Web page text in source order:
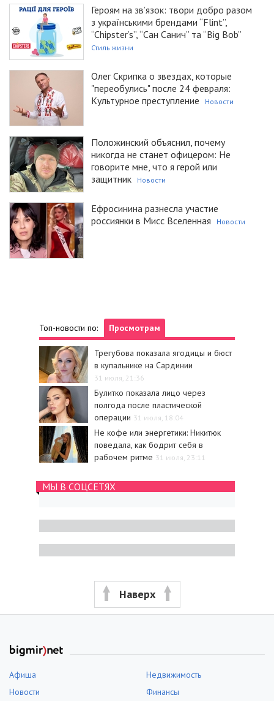
Героям на зв’язок: твори добро разом
з українськими брендами “Flint”,
“Chipster’s”, “Сан Санич” та “Big Bob”
Стиль жизни
Олег Скрипка о звездах, которые
"переобулись" после 24 февраля:
Культурное преступление
Новости
Положинский объяснил, почему
никогда не станет офицером: Не
говорите мне, что я герой или
защитник
Новости
Ефросинина разнесла участие
россиянки в Мисс Вселенная
Новости
Топ-новости по: Просмотрам
Трегубова показала ягодицы и бюст
в купальнике на Сардинии
31 июля, 21:36
Булитко показала лицо через
полгода после пластической
операции 31 июля, 18:04
Не кофе или энергетики: Никитюк
поведала, как бодрит себя в
рабочем ритме 31 июля, 23:11
МЫ В СОЦСЕТЯХ
Наверх
Афиша
Недвижимость
Новости
Финансы